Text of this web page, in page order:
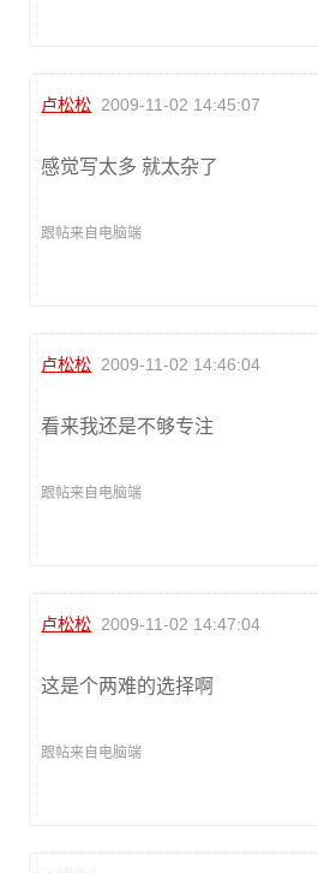
卢松松 2009-11-02 14:45:07
感觉写太多 就太杂了
跟帖来自电脑端
卢松松 2009-11-02 14:46:04
看来我还是不够专注
跟帖来自电脑端
卢松松 2009-11-02 14:47:04
这是个两难的选择啊
跟帖来自电脑端